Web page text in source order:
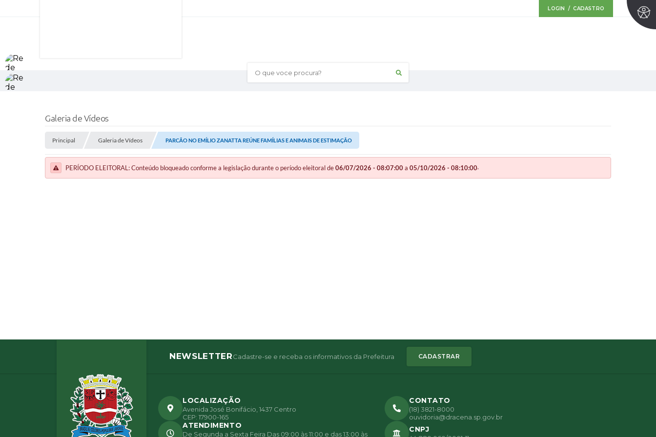
LOGIN / CADASTRO
O que voce procura?
Galeria de Vídeos
Principal Galeria de Vídeos PARCÃO NO EMÍLIO ZANATTA REÚNE FAMÍLIAS E ANIMAIS DE ESTIMAÇÃO
PERÍODO ELEITORAL: Conteúdo bloqueado conforme a legislação durante o período eleitoral de06/07/2026 - 08:07:00a 05/10/2026 - 08:10:00.
NEWSLETTERCadastre-se e receba os informativos da Prefeitura CADASTRAR
LOCALIZAÇÃO
Avenida José Bonifácio, 1437 Centro
CEP: 17900-165
CONTATO
(18) 3821-8000
ouvidoria@dracena.sp.gov.br
ATENDIMENTO
De Segunda a Sexta Feira Das 09:00 às 11:00 e das 13:00 às
CNPJ